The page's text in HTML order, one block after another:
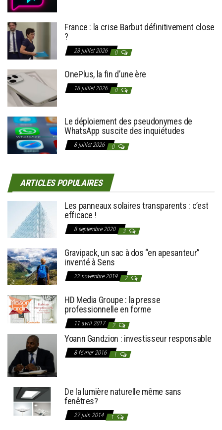
France : la crise Barbut définitivement close
?
23 juillet 2026 0
OnePlus, la fin d’une ère
16 juillet 2026 0
Le déploiement des pseudonymes de
WhatsApp suscite des inquiétudes
8 juillet 2026 0
ARTICLES POPULAIRES
Les panneaux solaires transparents : c’est
efficace !
8 septembre 2020 3
Gravipack, un sac à dos “en apesanteur”
inventé à Sens
22 novembre 2019 2
HD Media Groupe : la presse
professionnelle en forme
11 avril 2017 2
Yoann Gandzion : investisseur responsable
8 février 2016 1
De la lumière naturelle même sans
fenêtres?
27 juin 2014 1